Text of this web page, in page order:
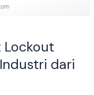
Lockout
dari